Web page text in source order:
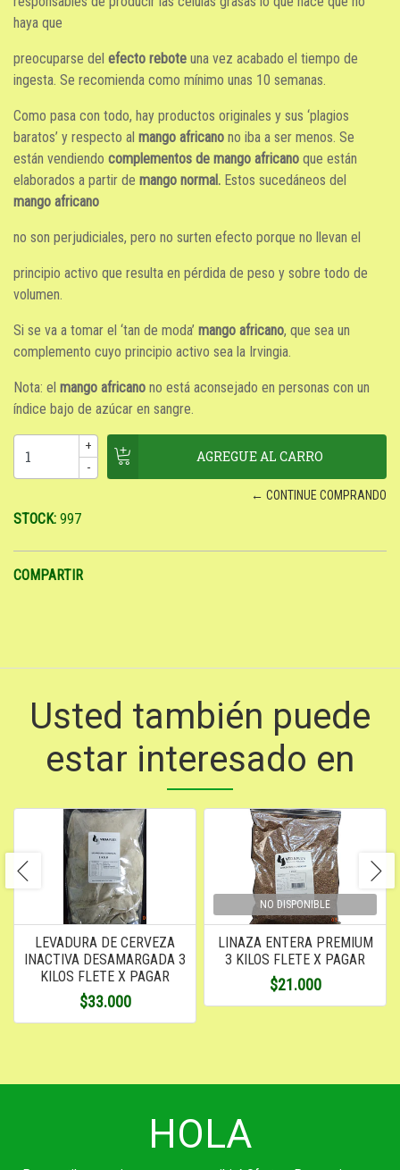
haya que
preocuparse del efecto rebote una vez acabado el tiempo de
ingesta. Se recomienda como mínimo unas 10 semanas.
Como pasa con todo, hay productos originales y sus ‘plagios
baratos’ y respecto al mango africano no iba a ser menos. Se
están vendiendo complementos de mango africano que están
elaborados a partir de mango normal. Estos sucedáneos del
mango africano
no son perjudiciales, pero no surten efecto porque no llevan el
principio activo que resulta en pérdida de peso y sobre todo de
volumen.
Si se va a tomar el ‘tan de moda’ mango africano, que sea un
complemento cuyo principio activo sea la Irvingia.
Nota: el mango africano no está aconsejado en personas con un
índice bajo de azúcar en sangre.
+
-
← CONTINUE COMPRANDO
STOCK: 997
COMPARTIR
Usted también puede
estar interesado en
LEVADURA DE CERVEZA
INACTIVA DESAMARGADA 3
KILOS FLETE X PAGAR
$33.000
NO DISPONIBLE
LINAZA ENTERA PREMIUM
3 KILOS FLETE X PAGAR
$21.000
HOLA